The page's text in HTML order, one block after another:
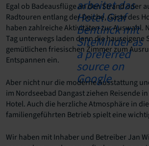
Egal ob Badeausflüge an den Strand oder
Radtouren entlang der Deiche, Gäste des
haben zahlreiche Aktivitäten zur Auswahl.
Tag unterwegs laden dann die hauseigene
gemütlichen friesischen Zimmer zum
Entspannen ein.
Aber nicht nur die moderne Ausstattung
im Nordseebad Dangast ziehen Reisende
Hotel. Auch die herzliche Atmosphäre in
familiengeführten Betrieb spielt eine
Wir haben mit Inhaber und Betreiber Jan